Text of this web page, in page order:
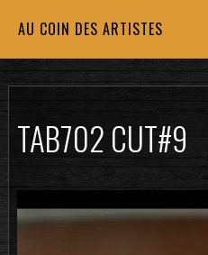
AU COIN DES ARTISTES
TAB702 CUT#9
vidéo